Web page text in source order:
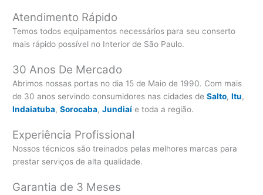
Atendimento Rápido
Temos todos equipamentos necessários para seu conserto
mais rápido possível no Interior de São Paulo.
30 Anos De Mercado
Abrimos nossas portas no dia 15 de Maio de 1990. Com mais
de 30 anos servindo consumidores nas cidades deSalto,Itu,
Indaiatuba,Sorocaba,Jundiaí e toda a região.
Experiência Profissional
Nossos técnicos são treinados pelas melhores marcas para
prestar serviços de alta qualidade.
Garantia de 3 Meses